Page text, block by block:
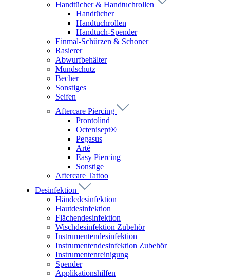
Handtücher & Handtuchrollen
Handtücher
Handtuchrollen
Handtuch-Spender
Einmal-Schürzen & Schoner
Rasierer
Abwurfbehälter
Mundschutz
Becher
Sonstiges
Seifen
Aftercare Piercing
Prontolind
Octenisept®
Pegasus
Arté
Easy Piercing
Sonstige
Aftercare Tattoo
Desinfektion
Händedesinfektion
Hautdesinfektion
Flächendesinfektion
Wischdesinfektion Zubehör
Instrumentendesinfektion
Instrumentendesinfektion Zubehör
Instrumentenreinigung
Spender
Applikationshilfen